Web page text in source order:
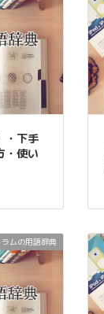
・下手
・使い
ラムの用語辞典